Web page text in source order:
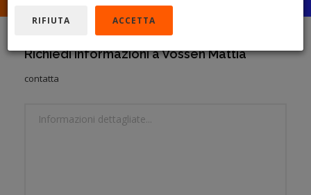
Richiedi informazioni a Vossen Mattia
contatta
RIFIUTA ACCETTA